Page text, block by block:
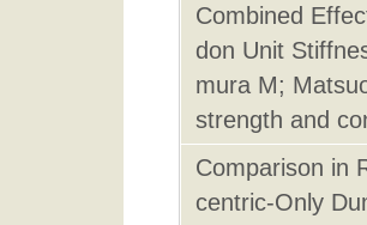
Combined
don Unit
mura M;
strength and
Comparison in
centric-Only